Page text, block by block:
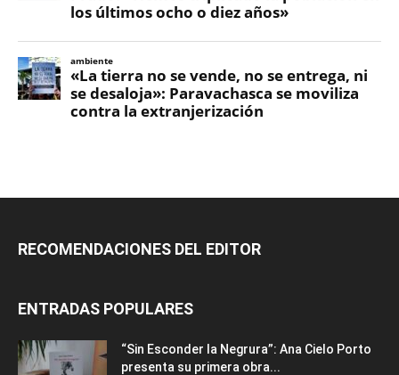
RECOMENDACIONES DEL EDITOR
ENTRADAS POPULARES
“Sin Esconder la Negrura”: Ana Cielo Porto
presenta su primera obra...